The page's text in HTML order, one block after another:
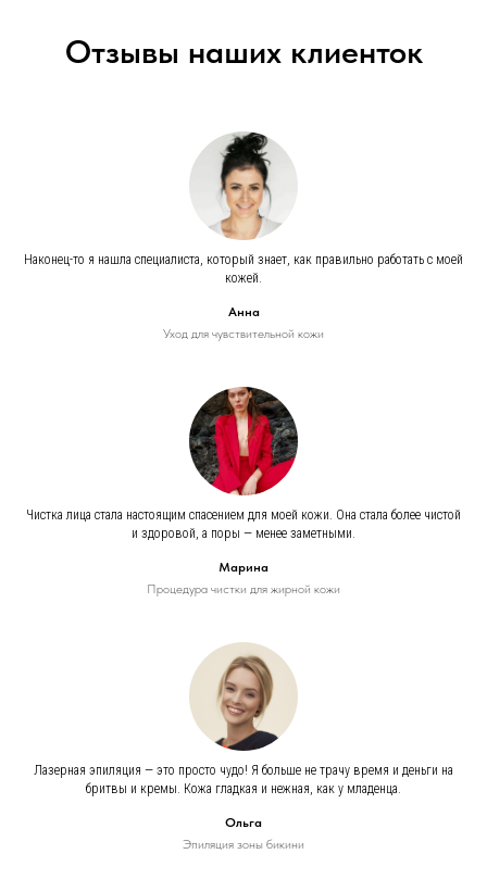
Отзывы наших клиенток
Наконец-то я нашла специалиста, который знает, как правильно работать с моей
кожей.
Анна
Уход для чувствительной кожи
Чистка лица стала настоящим спасением для моей кожи. Она стала более чистой
и здоровой, а поры — менее заметными.
Марина
Процедура чистки для жирной кожи
Лазерная эпиляция — это просто чудо! Я больше не трачу время и деньги на
бритвы и кремы. Кожа гладкая и нежная, как у младенца.
Ольга
Эпиляция зоны бикини